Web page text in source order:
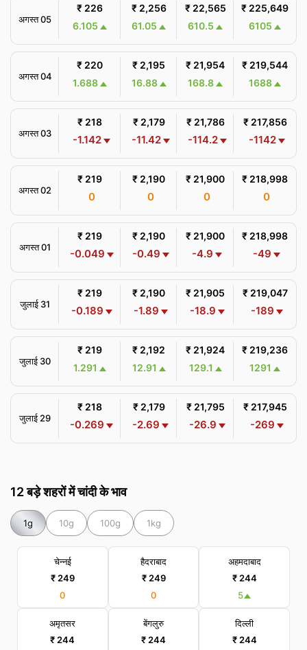
अगस्त 05
₹ 226
6.105
₹ 2,256
61.05
₹ 22,565
610.5
₹ 225,649
6105
अगस्त 04
₹ 220
1.688
₹ 2,195
16.88
₹ 21,954
168.8
₹ 219,544
1688
अगस्त 03
₹ 218
-1.142
₹ 2,179
-11.42
₹ 21,786
-114.2
₹ 217,856
-1142
अगस्त 02
₹ 219
0
₹ 2,190
0
₹ 21,900
0
₹ 218,998
0
अगस्त 01
₹ 219
-0.049
₹ 2,190
-0.49
₹ 21,900
-4.9
₹ 218,998
-49
जुलाई 31
₹ 219
-0.189
₹ 2,190
-1.89
₹ 21,905
-18.9
₹ 219,047
-189
जुलाई 30
₹ 219
1.291
₹ 2,192
12.91
₹ 21,924
129.1
₹ 219,236
1291
जुलाई 29
₹ 218
-0.269
₹ 2,179
-2.69
₹ 21,795
-26.9
₹ 217,945
-269
12 बड़े शहरों में चांदी के भाव
1g 10g 100g 1kg
चेन्नई
₹ 249
0
हैदराबाद
₹ 249
0
अहमदाबाद
₹ 244
5
अमृतसर
₹ 244
बेंगलुरु
₹ 244
दिल्ली
₹ 244